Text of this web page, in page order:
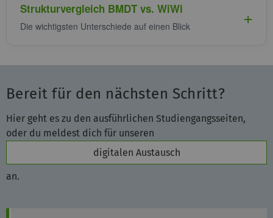
Strukturvergleich BMDT vs. WiWi
Die wichtigsten Unterschiede auf einen Blick
Bereit für den nächsten Schritt?
Hier geht es zu den ausführlichen Studiengangsseiten,
oder du meldest dich für unseren
digitalen Austausch
an.